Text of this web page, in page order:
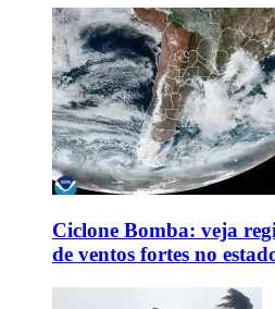
Ciclone Bomba: veja
de ventos fortes no